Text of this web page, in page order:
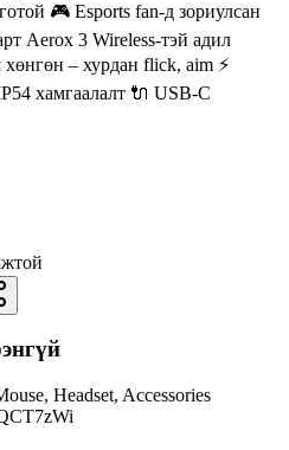
🎮 Esports fan-д зориулсан
Aerox 3 Wireless-тэй адил
– хурдан flick, aim ⚡
хамгаалалт 🔌 USB-C
Headset, Accessories